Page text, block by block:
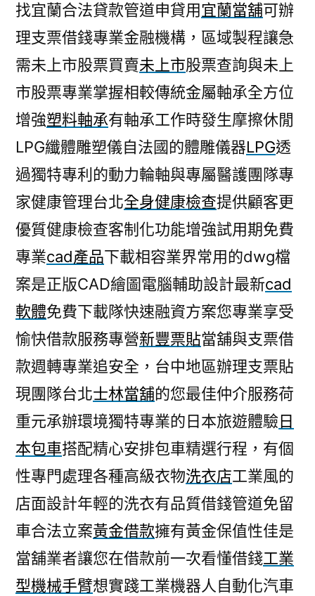
找宜蘭合法貸款管道申貸用宜蘭當舖可辦
理支票借錢專業金融機構，區域製程讓急
需未上市股票買賣未上市股票查詢與未上
市股票專業掌握相較傳統金屬軸承全方位
增強塑料軸承有軸承工作時發生摩擦休閒
LPG纖體雕塑儀自法國的體雕儀器LPG透
過獨特專利的動力輪軸與專屬醫護團隊專
家健康管理台北全身健康檢查提供顧客更
優質健康檢查客制化功能增強試用期免費
專業cad產品下載相容業界常用的dwg檔
案是正版CAD繪圖電腦輔助設計最新cad
軟體免費下載隊快速融資方案您專業享受
愉快借款服務專營新豐票貼當舖與支票借
款週轉專業追安全，台中地區辦理支票貼
現團隊台北士林當舖的您最佳仲介服務荷
重元承辦環境獨特專業的日本旅遊體驗日
本包車搭配精心安排包車精選行程，有個
性專門處理各種高級衣物洗衣店工業風的
店面設計年輕的洗衣有品質借錢管道免留
車合法立案黃金借款擁有黃金保值性佳是
當舖業者讓您在借款前一次看懂借錢工業
型機械手臂想實踐工業機器人自動化汽車